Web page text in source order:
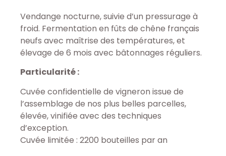
Vendange nocturne, suivie d’un pressurage à
froid. Fermentation en fûts de chêne français
neufs avec maîtrise des températures, et
élevage de 6 mois avec bâtonnages réguliers.
Particularité :
Cuvée confidentielle de vigneron issue de
l’assemblage de nos plus belles parcelles,
élevée, vinifiée avec des techniques
d’exception.
Cuvée limitée : 2200 bouteilles par an